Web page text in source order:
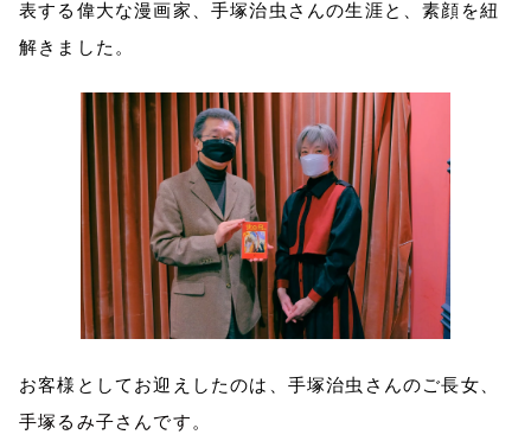
表する偉大な漫画家、手塚治虫さんの生涯と、素顔を紐
解きました。
お客様としてお迎えしたのは、手塚治虫さんのご長女、
手塚るみ子さんです。